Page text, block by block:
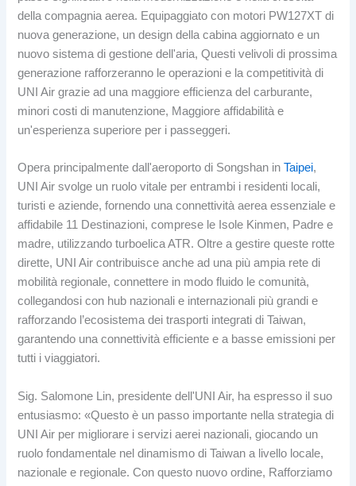
della compagnia aerea. Equipaggiato con motori PW127XT di
nuova generazione, un design della cabina aggiornato e un
nuovo sistema di gestione dell'aria, Questi velivoli di prossima
generazione rafforzeranno le operazioni e la competitività di
UNI Air grazie ad una maggiore efficienza del carburante,
minori costi di manutenzione, Maggiore affidabilità e
un'esperienza superiore per i passeggeri.
Opera principalmente dall'aeroporto di Songshan inTaipei,
UNI Air svolge un ruolo vitale per entrambi i residenti locali,
turisti e aziende, fornendo una connettività aerea essenziale e
affidabile 11 Destinazioni, comprese le Isole Kinmen, Padre e
madre, utilizzando turboelica ATR. Oltre a gestire queste rotte
dirette, UNI Air contribuisce anche ad una più ampia rete di
mobilità regionale, connettere in modo fluido le comunità,
collegandosi con hub nazionali e internazionali più grandi e
rafforzando l’ecosistema dei trasporti integrati di Taiwan,
garantendo una connettività efficiente e a basse emissioni per
tutti i viaggiatori.
Sig. Salomone Lin, presidente dell'UNI Air, ha espresso il suo
entusiasmo: «Questo è un passo importante nella strategia di
UNI Air per migliorare i servizi aerei nazionali, giocando un
ruolo fondamentale nel dinamismo di Taiwan a livello locale,
nazionale e regionale. Con questo nuovo ordine, Rafforziamo